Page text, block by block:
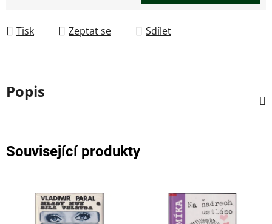
Tisk Zeptat se Sdílet
Popis
Související produkty